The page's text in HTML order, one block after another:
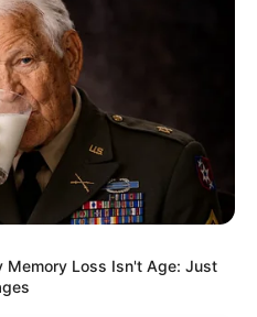
Memory Loss Isn't Age: Just